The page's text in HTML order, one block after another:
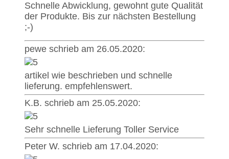
Schnelle Abwicklung, gewohnt gute Qualität
der Produkte. Bis zur nächsten Bestellung
;-)
pewe schrieb am 26.05.2020:
artikel wie beschrieben und schnelle
lieferung. empfehlenswert.
K.B. schrieb am 25.05.2020:
Sehr schnelle Lieferung Toller Service
Peter W. schrieb am 17.04.2020: